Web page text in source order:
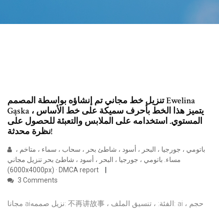
تنزيل خط مجاني تم إنشاؤه بواسطة المصمم Ewelina
Gąska ، يتميز هذا الخط بأحرف سميكة على خط الأساس
المستوي. استخدامه على الملابس والتعبئة للحصول على
نظرة محدثة!
مساء. باتومي ، جورجيا ، البحر ، أسود ، شاطئ بحر تنزيل مجاني
(6000x4000px) · DMCA report
3 Comments
مجانا aiنزيل صممه: 不再讲故事 ، الفئة: ، تنسيق الملف: ai ، حجم